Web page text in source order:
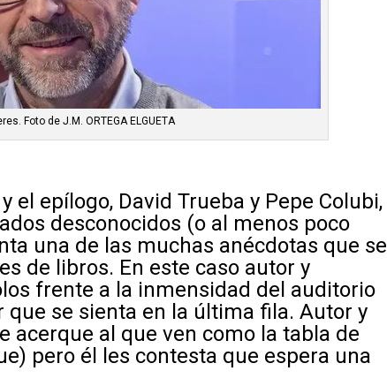
Foto de J.M. ORTEGA ELGUETA
el epílogo, David Trueba y Pepe Colubi,
desconocidos (o al menos poco
una de las muchas anécdotas que se
de libros. En este caso autor y
frente a la inmensidad del auditorio
se sienta en la última fila. Autor y
acerque al que ven como la tabla de
pero él les contesta que espera una